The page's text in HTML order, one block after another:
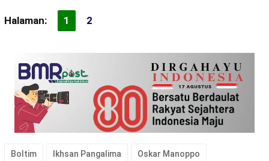
Halaman: 1 2
Boltim Ikhsan Pangalima Oskar Manoppo